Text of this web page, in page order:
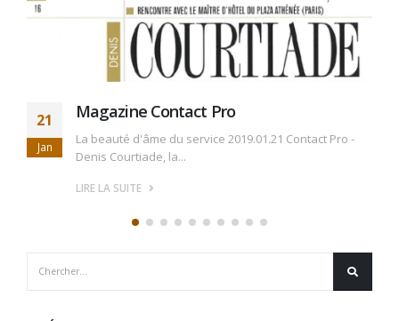
21
Jan
Magazine Contact Pro
La beauté d'âme du service 2019.01.21 Contact Pro -
Denis Courtiade, la...
LIRE LA SUITE